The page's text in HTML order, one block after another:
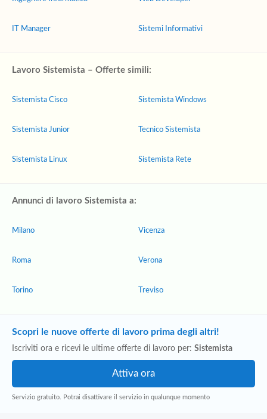
IT Manager Sistemi Informativi
Lavoro Sistemista – Offerte simili:
Sistemista Cisco
Sistemista Junior
Sistemista Linux
Sistemista Windows
Tecnico Sistemista
Sistemista Rete
Annunci di lavoro Sistemista a:
Milano
Roma
Torino
Vicenza
Verona
Treviso
Scopri le nuove offerte di lavoro prima degli altri!
Iscriviti ora e ricevi le ultime offerte di lavoro per: Sistemista
Servizio gratuito. Potrai disattivare il servizio in qualunque momento